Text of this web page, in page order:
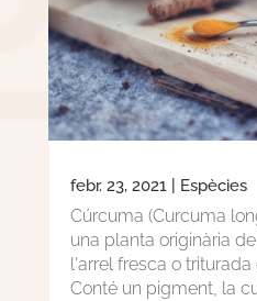
febr. 23, 2021| Espècies
Cúrcuma (Curcuma
una planta originària
l'arrel fresca o
Conté un pigment, la